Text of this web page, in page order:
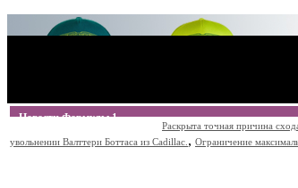
Новости Формулы 1
Раскрыта точная причина
увольнении Валттери Боттаса из Cadillac. , Ограничение